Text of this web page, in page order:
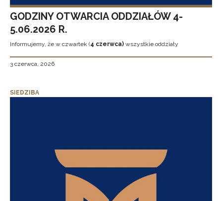
GODZINY OTWARCIA ODDZIAŁÓW 4-
5.06.2026 R.
Informujemy, że w czwartek (4 czerwca) wszystkie oddziały
3 czerwca, 2026
SIEDZIBA